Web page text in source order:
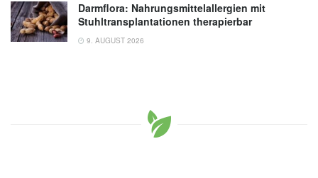
Darmflora: Nahrungsmittelallergien mit
Stuhltransplantationen therapierbar
9. AUGUST 2026